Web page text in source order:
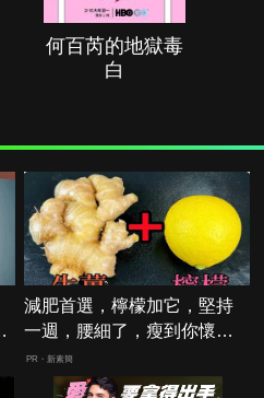
何百芮的地獄毒
白
減肥首選，檸檬加它，堅持
一週，腰細了，瘦到你懷疑
人生
PR・新素簡